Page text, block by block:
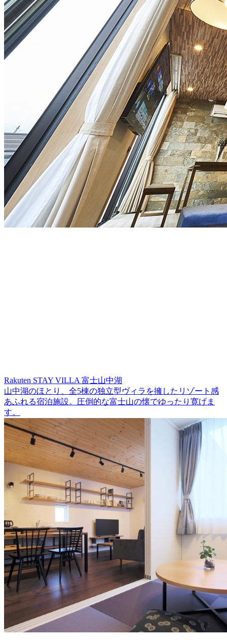
Rakuten STAY VILLA 富士山中湖
山中湖のほとり、全5棟の独立型ヴィラを擁したリゾート感
あふれる宿泊施設。圧倒的な富士山の懐でゆったり寛げま
す。